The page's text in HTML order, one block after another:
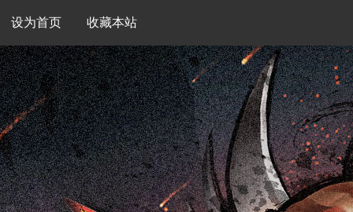
设为首页 收藏本站